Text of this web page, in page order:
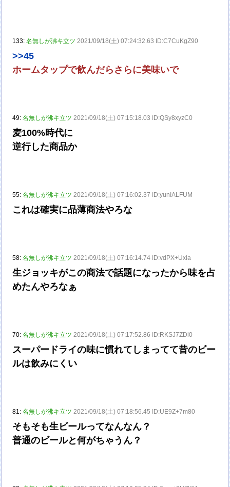
133:名無しが沸キ立ツ 2021/09/18(土) 07:24:32.63 ID:C7CuKgZ90
>>45
ホームタップで飲んだらさらに美味いで
49:名無しが沸キ立ツ 2021/09/18(土) 07:15:18.03 ID:QSy8xyzC0
麦100%時代に
逆行した商品か
55:名無しが沸キ立ツ 2021/09/18(土) 07:16:02.37 ID:yunIALFUM
これは確実に品薄商法やろな
58:名無しが沸キ立ツ 2021/09/18(土) 07:16:14.74 ID:vdPX+Uxla
生ジョッキがこの商法で話題になったから味を占
めたんやろなぁ
70:名無しが沸キ立ツ 2021/09/18(土) 07:17:52.86 ID:RKSJ7ZDi0
スーパードライの味に慣れてしまってて昔のビー
ルは飲みにくい
81:名無しが沸キ立ツ 2021/09/18(土) 07:18:56.45 ID:UE9Z+7m80
そもそも生ビールってなんなん？
普通のビールと何がちゃうん？